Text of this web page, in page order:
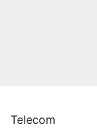
Telecom